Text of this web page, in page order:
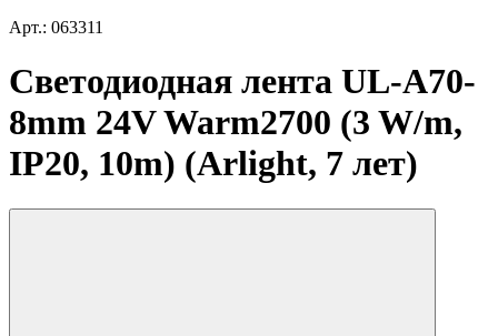
Арт.: 063311
Светодиодная лента UL-A70-
8mm 24V Warm2700 (3 W/m,
IP20, 10m) (Arlight, 7 лет)